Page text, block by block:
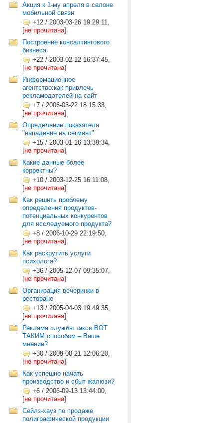
Акция к 1-му апреля в салоне
мобильной связи
+12 / 2003-03-26 19:29:11,
[не прочитана]
Построение консалтингового
бизнеса
+22 / 2003-02-12 16:37:45,
[не прочитана]
Информационное
агентство:как привлечь
рекламодателей на сайт
+7 / 2006-03-22 18:15:33,
[не прочитана]
Определение показателя
"нападение на сегмент"
+15 / 2003-01-16 13:39:34,
[не прочитана]
Какие данные более
корректны?
+10 / 2003-12-25 16:11:08,
[не прочитана]
Как решить проблему
определения продуктов-
потенциальных конкурентов
для исследуемого продукта?
+8 / 2006-10-29 22:19:50,
[не прочитана]
Как раскрутить услуги
психолога?
+36 / 2005-12-07 09:35:07,
[не прочитана]
Организация вечеринки в
ресторане
+13 / 2005-04-03 19:49:35,
[не прочитана]
Реклама службы такси ВОТ
ТАКИМ способом – Ваше
мнение?
+30 / 2009-08-21 12:06:20,
[не прочитана]
Как успешно начать
производство и сбыт жалюзи?
+6 / 2006-09-13 13:44:00,
[не прочитана]
Сейлз-хауз по продаже
полиграфической продукции